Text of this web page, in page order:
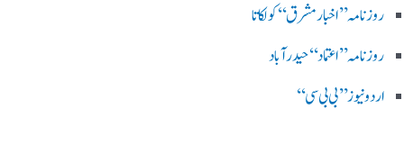
روزنامہ ’’اخبارمشرق‘‘ کولکاتا
روزنامہ ’’اعتماد‘‘ حیدرآباد
اردو نیوز ’’بی بی سی‘‘